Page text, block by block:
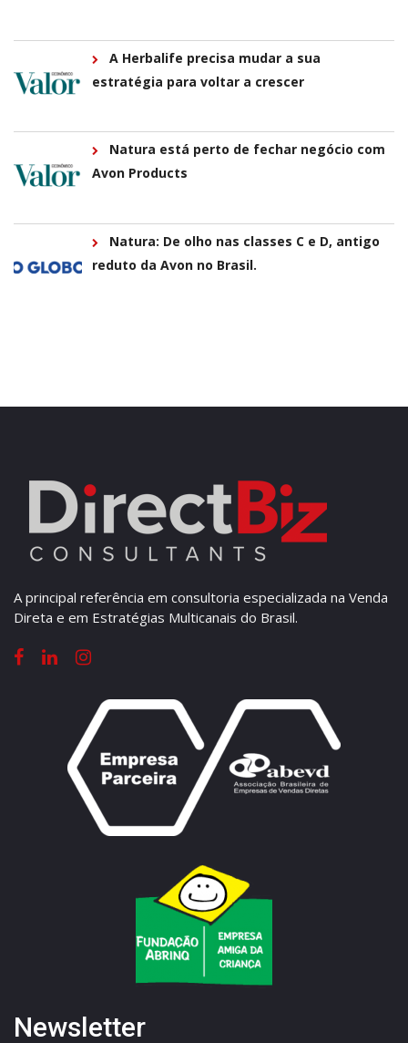
A Herbalife precisa mudar a sua
estratégia para voltar a crescer
Natura está perto de fechar negócio com
Avon Products
Natura: De olho nas classes C e D, antigo
reduto da Avon no Brasil.
A principal referência em consultoria especializada na Venda
Direta e em Estratégias Multicanais do Brasil.
Newsletter